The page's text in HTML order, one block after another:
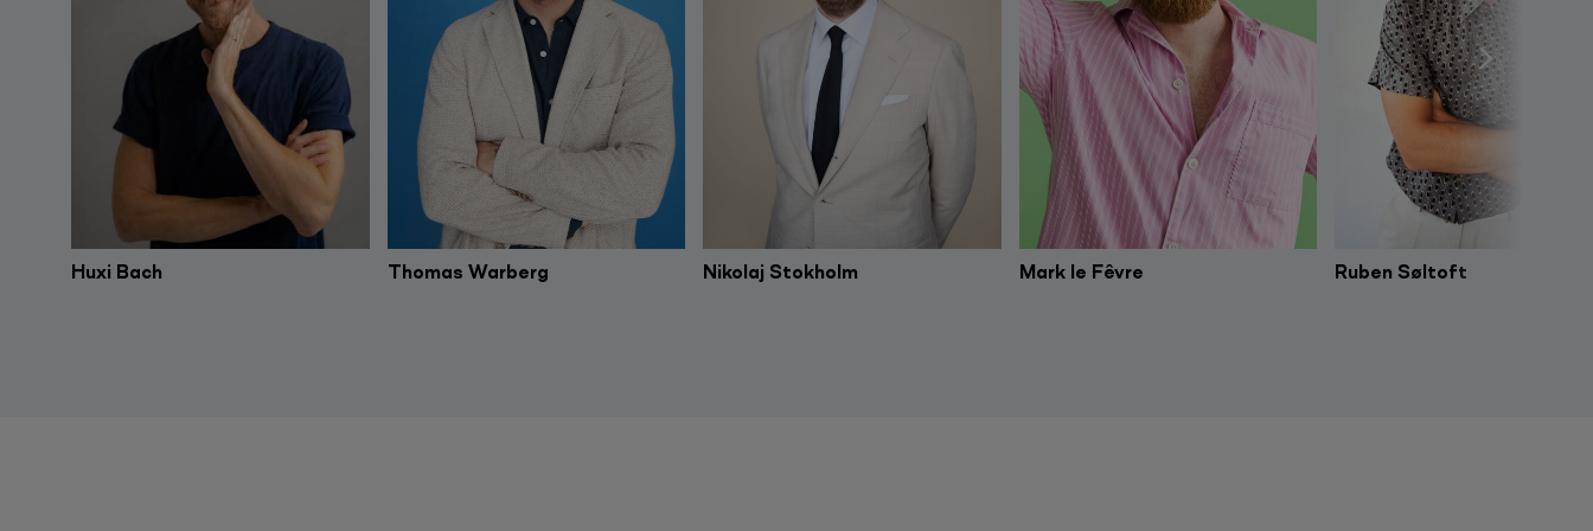
Huxi Bach Thomas Warberg Nikolaj Stokholm Mark le Fêvre Ruben Søltoft